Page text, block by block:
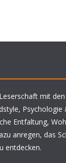
mit
Psychologie
Entfaltung,
anregen, das
entdecken.